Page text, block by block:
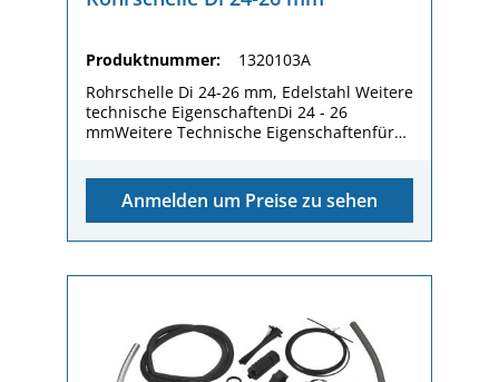
Produktnummer:
1320103A
Rohrschelle Di 24-26 mm, Edelstahl Weitere
technische EigenschaftenDi 24 - 26
mmWeitere Technische Eigenschaftenfür
5AbgasschellePackaging dimension (L x W x
H)40 / 45 / 20 mmGewicht (kg)32,60
Anmelden um Preise zu sehen